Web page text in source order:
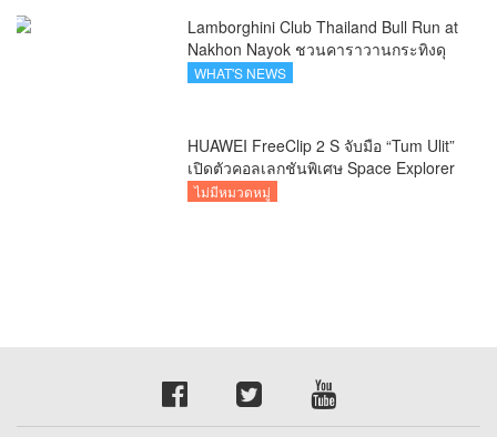
Lamborghini Club Thailand Bull Run at
Nakhon Nayok ชวนคาราวานกระทิงดุ
สัมผัสธรรมชาติเมืองรอง ณ นครนายก
WHAT'S NEWS
HUAWEI FreeClip 2 S จับมือ “Tum Ulit”
เปิดตัวคอลเลกชันพิเศษ Space Explorer
ถ่ายทอดศิลปะบนเคสหูฟัง
ไม่มีหมวดหมู่